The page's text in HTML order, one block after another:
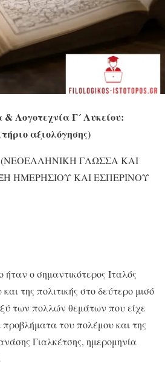
Λογοτεχνία Γ´ Λυκείου:
αξιολόγησης)
ΓΛΩΣΣΑ ΚΑΙ
ΗΜΕΡΗΣΙΟΥ ΚΑΙ ΕΣΠΕΡΙΝΟΥ
ο σημαντικότερος Ιταλός
της πολιτικής στο δεύτερο μισό
των πολλών θεμάτων που είχε
προβλήματα του πολέμου και της
Γιαλκέτσης, ημερομηνία